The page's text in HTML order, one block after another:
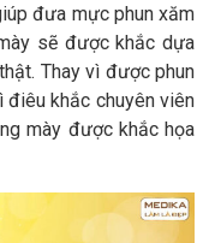
đưa mực phun xăm
sẽ được khắc dựa
Thay vì được phun
khắc chuyên viên
mày được khắc họa